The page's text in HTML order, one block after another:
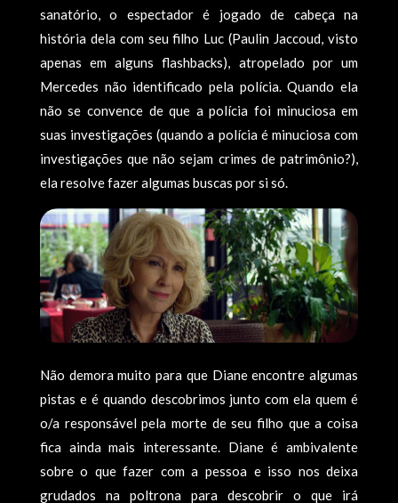
sanatório, o espectador é jogado de cabeça na
história dela com seu filho Luc (Paulin Jaccoud, visto
apenas em alguns flashbacks), atropelado por um
Mercedes não identificado pela polícia. Quando ela
não se convence de que a polícia foi minuciosa em
suas investigações (quando a polícia é minuciosa com
investigações que não sejam crimes de patrimônio?),
ela resolve fazer algumas buscas por si só.
Não demora muito para que Diane encontre algumas
pistas e é quando descobrimos junto com ela quem é
o/a responsável pela morte de seu filho que a coisa
fica ainda mais interessante. Diane é ambivalente
sobre o que fazer com a pessoa e isso nos deixa
grudados na poltrona para descobrir o que irá